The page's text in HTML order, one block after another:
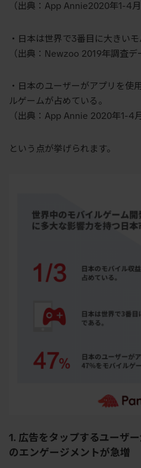
（出典：App Annie2020年1-4月
・日本は世界で3番目に大きい
（出典：Newzoo 2019年調査デ
・日本のユーザーがアプリを使
ルゲームが占めている。
（出典：App Annie 2020年1-4
という点が挙げられます。
1. 広告をタップするユーザ
のエンゲージメントが急増